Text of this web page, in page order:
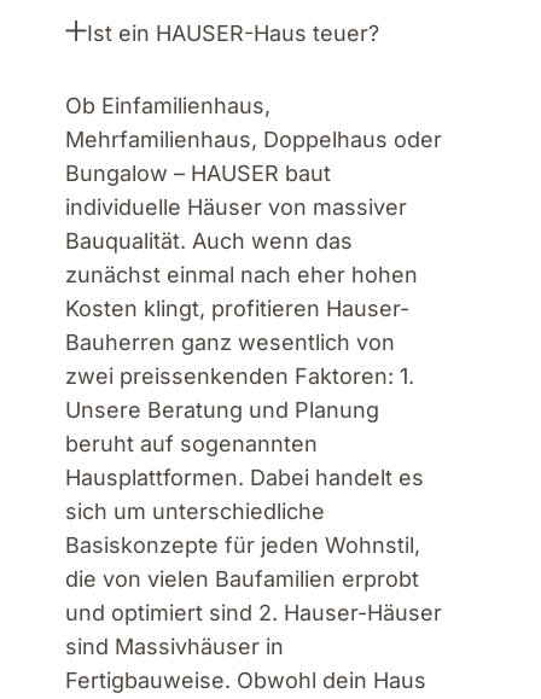
Ist ein HAUSER-Haus teuer?
Ob Einfamilienhaus,
Mehrfamilienhaus, Doppelhaus oder
Bungalow – HAUSER baut
individuelle Häuser von massiver
Bauqualität. Auch wenn das
zunächst einmal nach eher hohen
Kosten klingt, profitieren Hauser-
Bauherren ganz wesentlich von
zwei preissenkenden Faktoren: 1.
Unsere Beratung und Planung
beruht auf sogenannten
Hausplattformen. Dabei handelt es
sich um unterschiedliche
Basiskonzepte für jeden Wohnstil,
die von vielen Baufamilien erprobt
und optimiert sind 2. Hauser-Häuser
sind Massivhäuser in
Fertigbauweise. Obwohl dein Haus